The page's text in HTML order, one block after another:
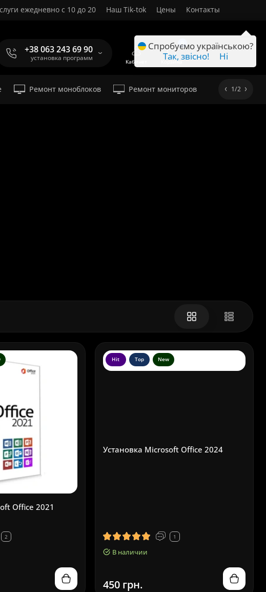
ежедневно с 10 до 20 Наш Tik-tok Цены
Контакты
+38 063 243 69 90
установка программ Кабинет Корзина
Ремонт моноблоков Ремонт мониторов 1/2
Office 2021
2
Hit Top New
Установка Microsoft Office 2024
1
В наличии
450 грн.
Спробуємо українською?
Так, звісно!
Ні